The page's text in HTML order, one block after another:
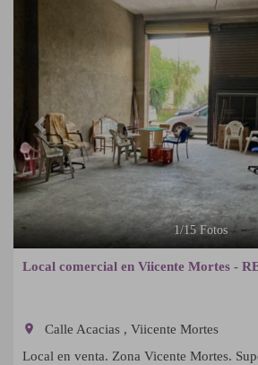
1/15 Fotos
Local comercial en Viicente Mortes -
room
Calle Acacias , Viicente Mortes
Local en venta. Zona Vicente Mortes.